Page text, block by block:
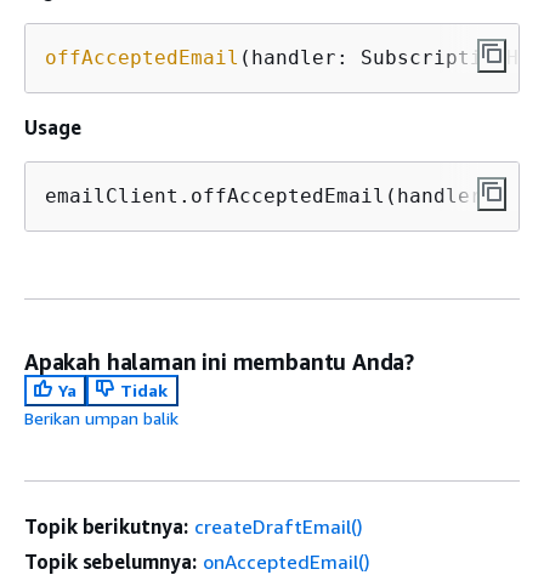
offAcceptedEmail (handler:
Usage
emailClient.offAcceptedEmail(handler);
Apakah halaman ini membantu Anda?
Ya
Tidak
Berikan umpan balik
Topik berikutnya: createDraftEmail()
Topik sebelumnya: onAcceptedEmail()